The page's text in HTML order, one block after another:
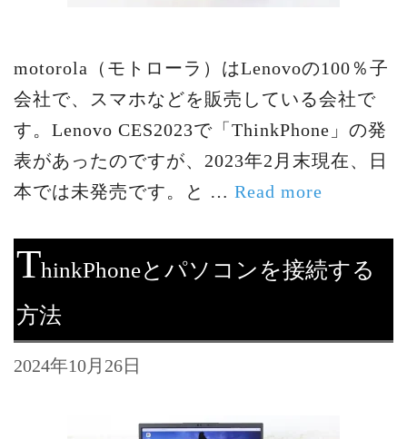
motorola（モトローラ）はLenovoの100％子
会社で、スマホなどを販売している会社で
す。Lenovo CES2023で「ThinkPhone」の発
表があったのですが、2023年2月末現在、日
本では未発売です。と … Read more
ThinkPhoneとパソコンを接続する
方法
2024年10月26日